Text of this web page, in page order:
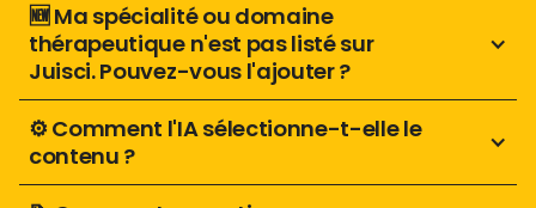
🆕 Ma spécialité ou domaine
thérapeutique n'est pas listé sur
Juisci. Pouvez-vous l'ajouter ?
⚙️ Comment l'IA sélectionne-t-elle le
contenu ?